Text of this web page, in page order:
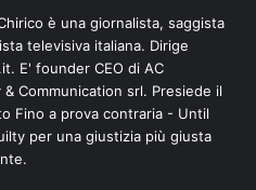
è una giornalista, saggista
televisiva italiana. Dirige
E' founder CEO di AC
& Communication srl. Presiede il
Fino a prova contraria - Until
per una giustizia più giusta